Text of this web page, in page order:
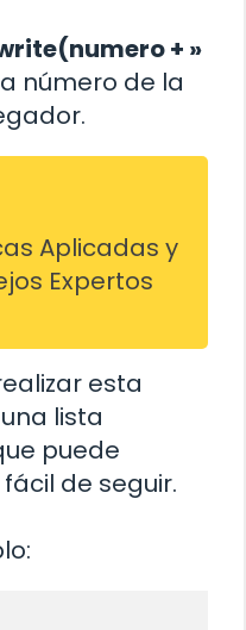
+ »
número de la
Aplicadas y
Expertos
esta
lista
puede
de seguir.